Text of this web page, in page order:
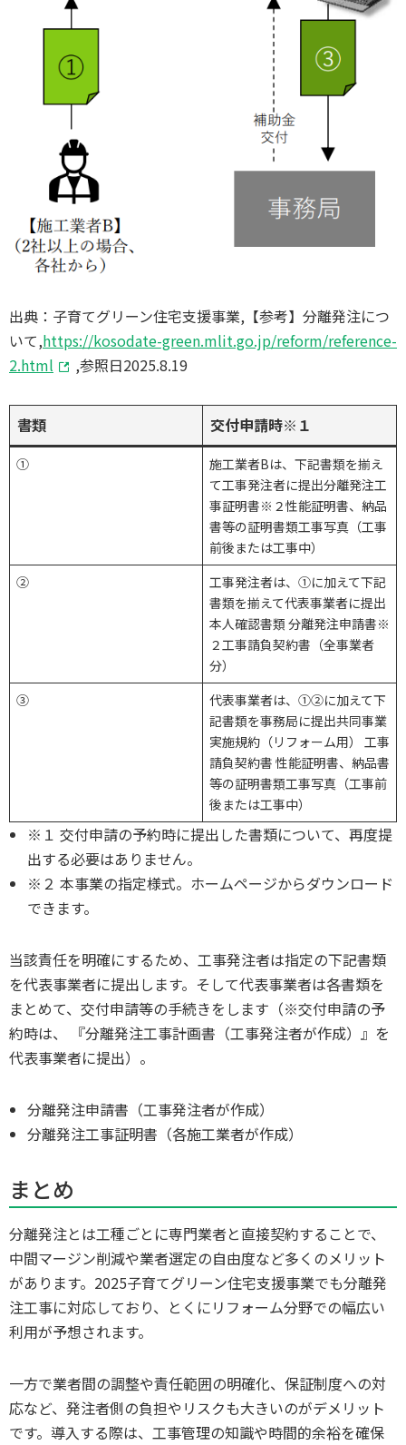
出典：子育てグリーン住宅支援事業,【参考】分離発注につ
いて,https://kosodate-green.mlit.go.jp/reform/reference-
2.html
,参照日2025.8.19
書類 交付申請時※１
①
施工業者Bは、下記書類を揃え
て工事発注者に提出分離発注工
事証明書※２性能証明書、納品
書等の証明書類工事写真（工事
前後または工事中）
②
工事発注者は、①に加えて下記
書類を揃えて代表事業者に提出
本人確認書類 分離発注申請書※
２工事請負契約書（全事業者
分）
③
代表事業者は、①②に加えて下
記書類を事務局に提出共同事業
実施規約（リフォーム用） 工事
請負契約書 性能証明書、納品書
等の証明書類工事写真（工事前
後または工事中）
※１ 交付申請の予約時に提出した書類について、再度提
出する必要はありません。
※２ 本事業の指定様式。ホームページからダウンロード
できます。
当該責任を明確にするため、工事発注者は指定の下記書類
を代表事業者に提出します。そして代表事業者は各書類を
まとめて、交付申請等の手続きをします（※交付申請の予
約時は、 『分離発注工事計画書（工事発注者が作成）』を
代表事業者に提出）。
分離発注申請書（工事発注者が作成）
分離発注工事証明書（各施工業者が作成）
まとめ
分離発注とは工種ごとに専門業者と直接契約することで、
中間マージン削減や業者選定の自由度など多くのメリット
があります。2025子育てグリーン住宅支援事業でも分離発
注工事に対応しており、とくにリフォーム分野での幅広い
利用が予想されます。
一方で業者間の調整や責任範囲の明確化、保証制度への対
応など、発注者側の負担やリスクも大きいのがデメリット
です。導入する際は、工事管理の知識や時間的余裕を確保